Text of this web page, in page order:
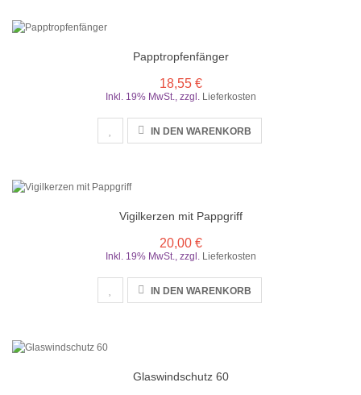
Papptropfenfänger
18,55 €
Inkl. 19% MwSt., zzgl. Lieferkosten
IN DEN WARENKORB
Vigilkerzen mit Pappgriff
20,00 €
Inkl. 19% MwSt., zzgl. Lieferkosten
IN DEN WARENKORB
Glaswindschutz 60